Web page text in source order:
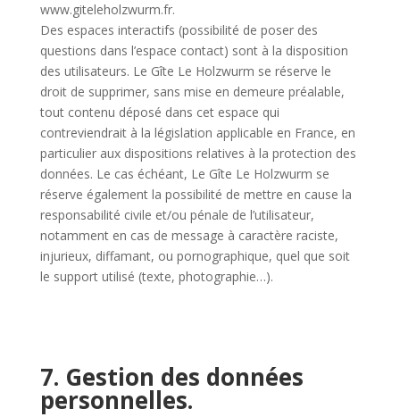
www.giteleholzwurm.fr.
Des espaces interactifs (possibilité de poser des
questions dans l’espace contact) sont à la disposition
des utilisateurs. Le Gîte Le Holzwurm se réserve le
droit de supprimer, sans mise en demeure préalable,
tout contenu déposé dans cet espace qui
contreviendrait à la législation applicable en France, en
particulier aux dispositions relatives à la protection des
données. Le cas échéant, Le Gîte Le Holzwurm se
réserve également la possibilité de mettre en cause la
responsabilité civile et/ou pénale de l’utilisateur,
notamment en cas de message à caractère raciste,
injurieux, diffamant, ou pornographique, quel que soit
le support utilisé (texte, photographie…).
7. Gestion des données
personnelles.